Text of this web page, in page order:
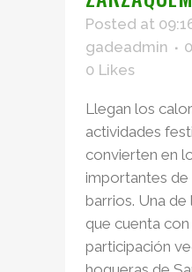
Posted at
gadeadmin
0 Likes
Llegan los
actividades
convierten en
importantes de
barrios. Una de
que cuenta con
participación